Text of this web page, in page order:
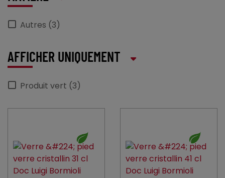
Autres (3)
AFFICHER UNIQUEMENT
Produit vert (3)